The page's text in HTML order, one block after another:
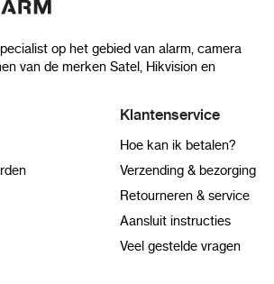
op het gebied van alarm, camera
van de merken Satel, Hikvision en
Klantenservice
Hoe kan ik betalen?
Verzending & bezorging
Retourneren & service
Aansluit instructies
Veel gestelde vragen